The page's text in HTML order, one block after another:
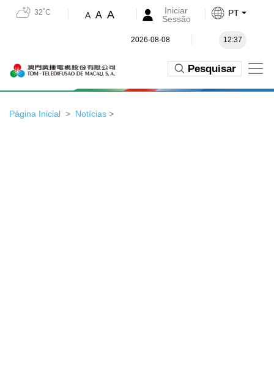
32˚C A A A
Iniciar
Sessão
PT
2026-08-08 12:37
Pesquisar
Página Inicial Notícias >